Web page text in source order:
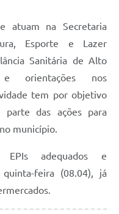
atuam na Secretaria
Esporte e Lazer
Sanitária de Alto
e orientações nos
tem por objetivo
parte das ações para
município.
EPIs adequados e
feira (08.04), já